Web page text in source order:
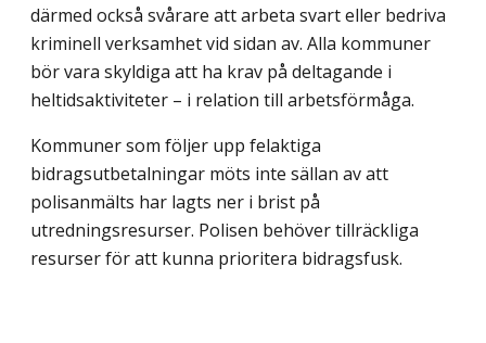
därmed också svårare att arbeta svart eller bedriva
kriminell verksamhet vid sidan av. Alla kommuner
bör vara skyldiga att ha krav på deltagande i
heltidsaktiviteter – i relation till arbetsförmåga.
Kommuner som följer upp felaktiga
bidragsutbetalningar möts inte sällan av att
polisanmälts har lagts ner i brist på
utredningsresurser. Polisen behöver tillräckliga
resurser för att kunna prioritera bidragsfusk.